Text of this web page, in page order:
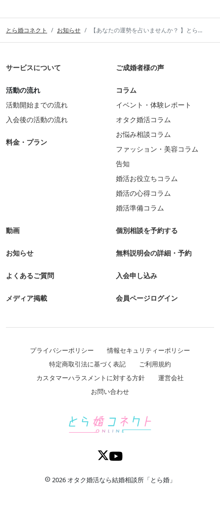
とら婚コネクト お知らせ 【あなたの運勢を占いませんか？ 】とら...
サービスについて
活動の流れ
活動開始までの流れ
入会後の活動の流れ
料金・プラン
ご成婚者様の声
コラム
イベント・体験レポート
オタク婚活コラム
お悩み相談コラム
ファッション・美容コラム
告知
婚活お役立ちコラム
婚活の心得コラム
婚活準備コラム
動画
お知らせ
よくあるご質問
メディア掲載
個別相談を予約する
無料説明会の詳細・予約
入会申し込み
会員ページログイン
プライバシーポリシー
情報セキュリティーポリシー
特定商取引法に基づく表記
ご利用規約
カスタマーハラスメントに対する方針
運営会社
お問い合わせ
copyright 2026 オタク婚活なら結婚相談所「とら婚」